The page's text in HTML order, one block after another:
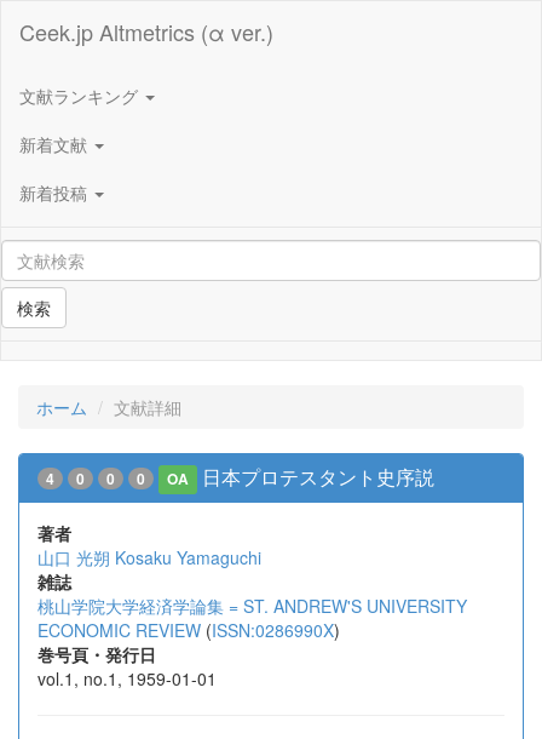
Ceek.jp Altmetrics (α ver.)
文献ランキング
新着文献
新着投稿
検索
ホーム 文献詳細
4 0 0 0 OA 日本プロテスタント史序説
著者
山口 光朔 Kosaku Yamaguchi
雑誌
桃山学院大学経済学論集 = ST. ANDREW'S UNIVERSITY
ECONOMIC REVIEW (ISSN:0286990X)
巻号頁・発行日
vol.1, no.1, 1959-01-01